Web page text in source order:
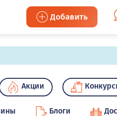
Добавить
Акции
Блоги